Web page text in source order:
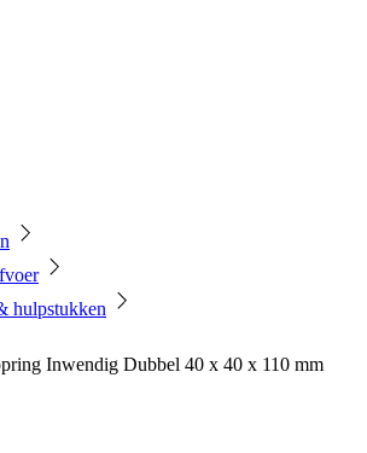
hulpstukken
Inwendig Dubbel 40 x 40 x 110 mm